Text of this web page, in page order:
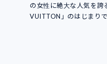
の女性に絶大な人気を誇
VUITTON」のはじまりで